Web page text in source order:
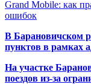
Grand Mobile: как
ошибок
В Барановичском
пунктов в рамках
На участке
поездов из-за